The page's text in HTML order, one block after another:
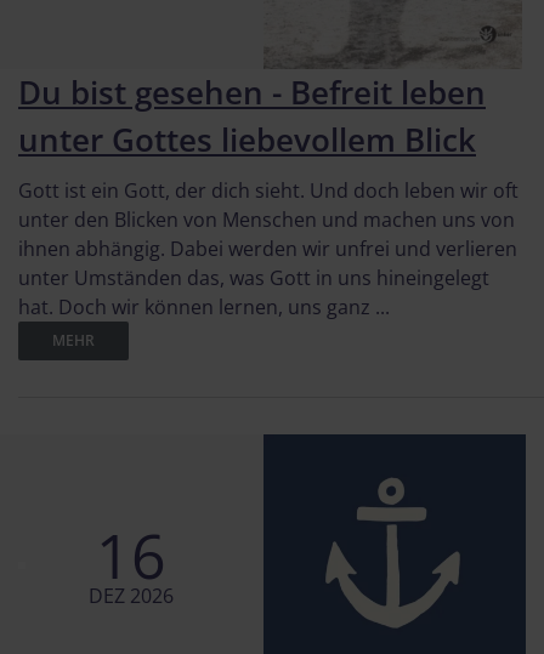
Du bist gesehen - Befreit leben
unter Gottes liebevollem Blick
Gott ist ein Gott, der dich sieht. Und doch leben wir oft
unter den Blicken von Menschen und machen uns von
ihnen abhängig. Dabei werden wir unfrei und verlieren
unter Umständen das, was Gott in uns hineingelegt
hat. Doch wir können lernen, uns ganz ...
MEHR
16
DEZ 2026